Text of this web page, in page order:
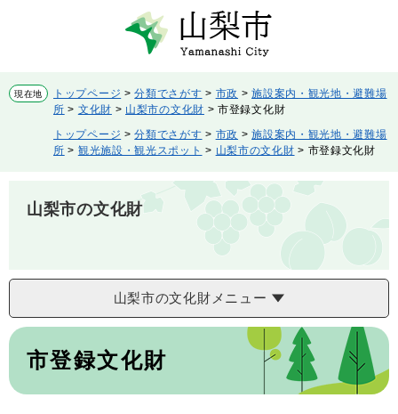
先
頭
を
飛
現在地 トップページ >分類でさがす > 市政 >施設案内・観光地・避難場
所 > 文化財 > 山梨市の文化財 >市登録文化財
トップページ >分類でさがす > 市政 >施設案内・観光地・避難場
所 > 観光施設・観光スポット > 山梨市の文化財 > 市登録文化財
山梨市の文化財
山梨市の文化財メニュー
本
市登録文化財